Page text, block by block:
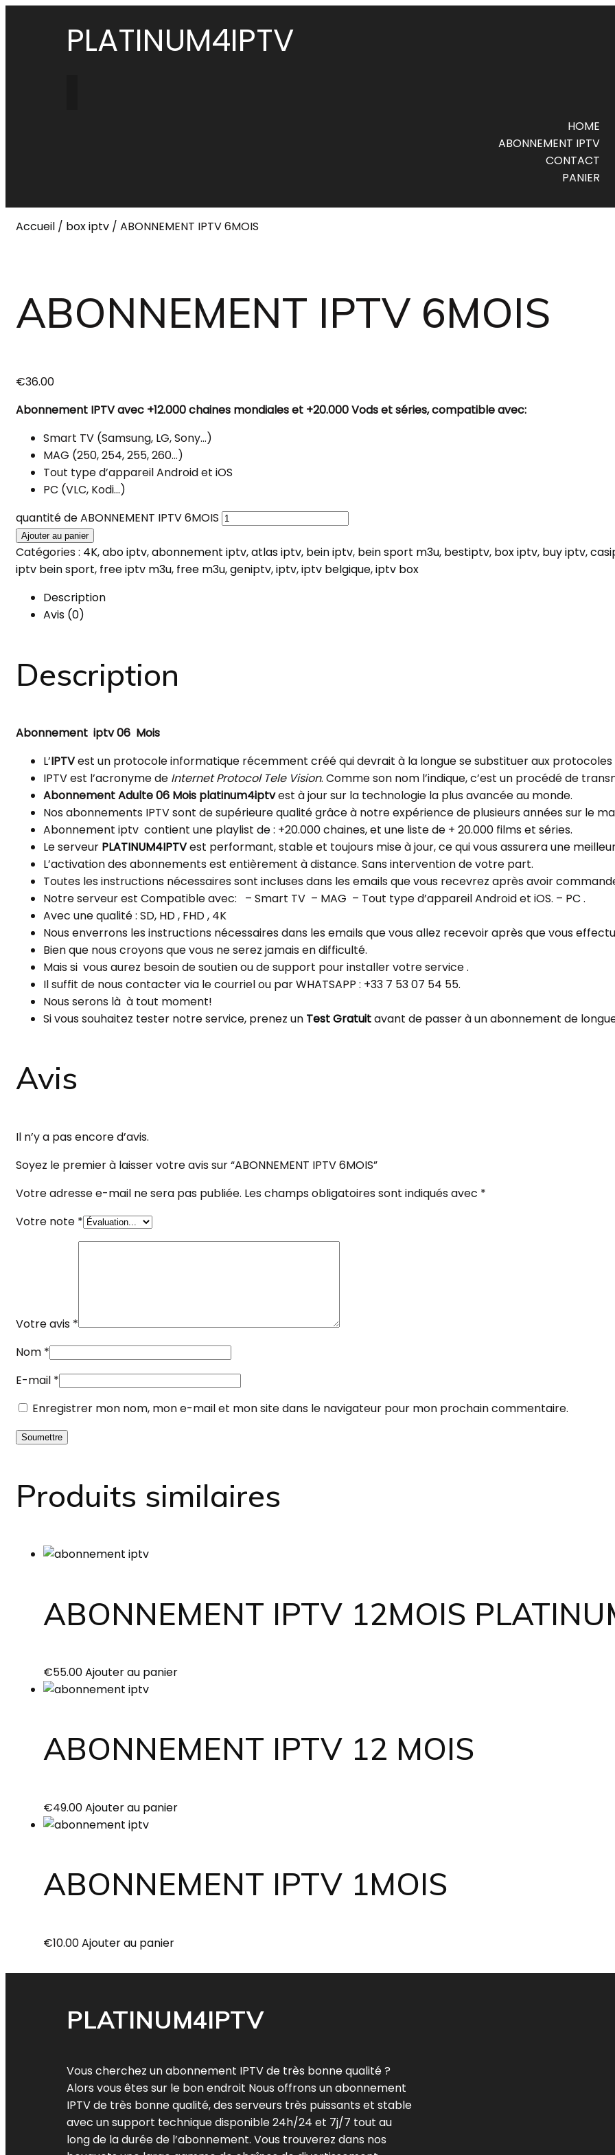
PLATINUM4IPTV
HOME
ABONNEMENT IPTV
CONTACT
PANIER
Accueil / box iptv / ABONNEMENT IPTV 6MOIS
ABONNEMENT IPTV 6MOIS
€36.00
Abonnement IPTV avec +12.000 chaines mondiales et +20.000 Vods et séries, compatible avec:
Smart TV (Samsung, LG, Sony…)
MAG (250, 254, 255, 260…)
Tout type d’appareil Android et iOS
PC (VLC, Kodi…)
quantité de ABONNEMENT IPTV 6MOIS
Ajouter au panier
Catégories : 4K,abo iptv,abonnement iptv,atlas iptv, bein iptv, bein sport m3u, bestiptv, box iptv, buy iptv,
iptv bein sport, free iptv m3u, free m3u,geniptv,iptv,iptv belgique,iptv box
Description
Avis (0)
Description
Abonnement iptv 06 Mois
L’IPTVest un protocole informatique récemment créé qui devrait à la longue se substituer aux protocoles
IPTVest l’acronyme de Internet Protocol Tele Vision. Comme son nom l’indique, c’est un procédé de
Abonnement Adulte 06 Mois platinum4iptvest à jour sur la technologie la plus avancée au monde.
Nos abonnements IPTV sont de supérieure qualité grâce à notre expérience de plusieurs années sur le
Abonnement iptv contient une playlist de : +20.000 chaines, et une liste de + 20.000 films et séries.
Le serveur PLATINUM4IPTVest performant,stable et toujours mise à jour, ce qui vous assurera une
L’activation des abonnements est entièrement à distance. Sans intervention de votre part.
Toutes les instructions nécessaires sont incluses dans les emails que vous recevrez après avoir
Notre serveur est Compatible avec: – Smart TV – MAG – Tout type d’appareil Android et iOS. – PC .
Avec une qualité : SD, HD , FHD , 4K
Nous enverrons les instructions nécessaires dans les emails que vous allez recevoir après que vous
Bien que nous croyons que vous ne serez jamais en difficulté.
Mais si vous aurez besoin de soutien ou de support pour installer votre service .
Il suffit de nous contacter via le courriel ou par WHATSAPP : +33 7 53 07 54 55.
Nous serons là à tout moment!
Si vous souhaitez tester notre service, prenez un Test Gratuitavant de passer à un abonnement de
Avis
Il n’y a pas encore d’avis.
Soyez le premier à laisser votre avis sur “ABONNEMENT IPTV 6MOIS”
Votre adresse e-mail ne sera pas publiée. Les champs obligatoires sont indiqués avec *
Votre note *
Votre avis *
Nom *
E-mail *
Enregistrer mon nom, mon e-mail et mon site dans le navigateur pour mon prochain commentaire.
Produits similaires
ABONNEMENT IPTV 12MOIS
€55.00Ajouter au panier
ABONNEMENT IPTV 12 MOIS
€49.00Ajouter au panier
ABONNEMENT IPTV 1MOIS
€10.00Ajouter au panier
PLATINUM4IPTV
Vous cherchez un abonnement IPTV de très bonne qualité ?
Alors vous êtes sur le bon endroit Nous offrons un abonnement
IPTV de très bonne qualité, des serveurs très puissants et stable
avec un support technique disponible 24h/24 et 7j/7 tout au
long de la durée de l’abonnement. Vous trouverez dans nos